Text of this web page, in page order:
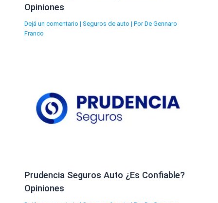
Opiniones
Dejá un comentario | Seguros de auto | Por De Gennaro
Franco
Prudencia Seguros Auto ¿Es Confiable?
Opiniones